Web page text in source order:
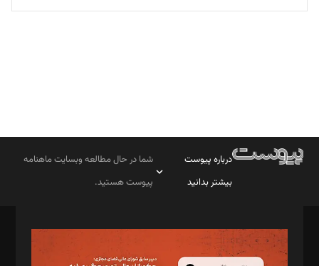
تحریریه
درباره پیوست
بیشتر بدانید
شما در حال مطالعه وبسایت ماهنامه
پیوست هستید.
مدیر مسئول: محمدباقر اثنی‌عشری
سردبیر: مهرک محمودی